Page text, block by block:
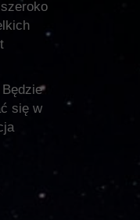
się w